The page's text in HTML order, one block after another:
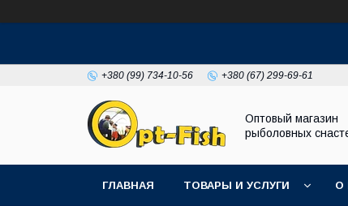
+380 (99) 734-10-56 +380 (67) 299-69-61
Оптовый магазин
рыболовных
ГЛАВНАЯ ТОВАРЫ И УСЛУГИ О